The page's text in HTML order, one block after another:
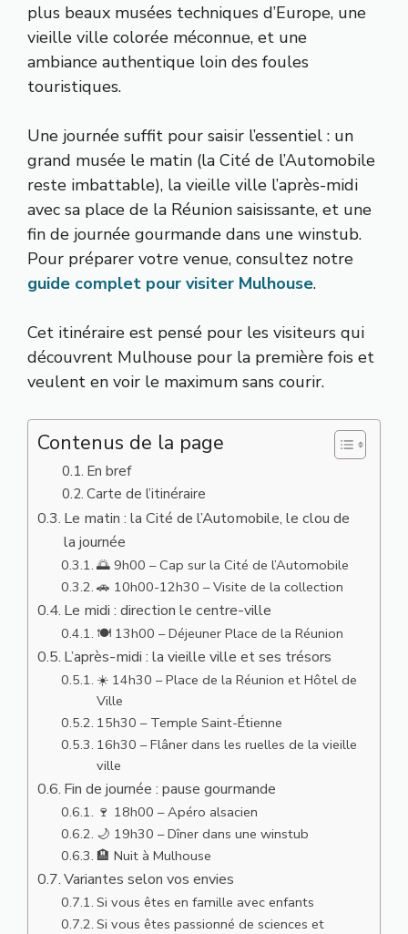
plus beaux musées techniques d’Europe, une
vieille ville colorée méconnue, et une
ambiance authentique loin des foules
touristiques.
Une journée suffit pour saisir l’essentiel : un
grand musée le matin (la Cité de l’Automobile
reste imbattable), la vieille ville l’après-midi
avec sa place de la Réunion saisissante, et une
fin de journée gourmande dans une winstub.
Pour préparer votre venue, consultez notre
guide complet pour visiter Mulhouse.
Cet itinéraire est pensé pour les visiteurs qui
découvrent Mulhouse pour la première fois et
veulent en voir le maximum sans courir.
Contenus de la page
En bref
Carte de l’itinéraire
Le matin : la Cité de l’Automobile, le clou de
la journée
🌅 9h00 – Cap sur la Cité de l’Automobile
🚗 10h00-12h30 – Visite de la collection
Le midi : direction le centre-ville
🍽️ 13h00 – Déjeuner Place de la Réunion
L’après-midi : la vieille ville et ses trésors
☀️ 14h30 – Place de la Réunion et Hôtel de
Ville
15h30 – Temple Saint-Étienne
16h30 – Flâner dans les ruelles de la vieille
ville
Fin de journée : pause gourmande
🍷 18h00 – Apéro alsacien
🌙 19h30 – Dîner dans une winstub
🏨 Nuit à Mulhouse
Variantes selon vos envies
Si vous êtes en famille avec enfants
Si vous êtes passionné de sciences et